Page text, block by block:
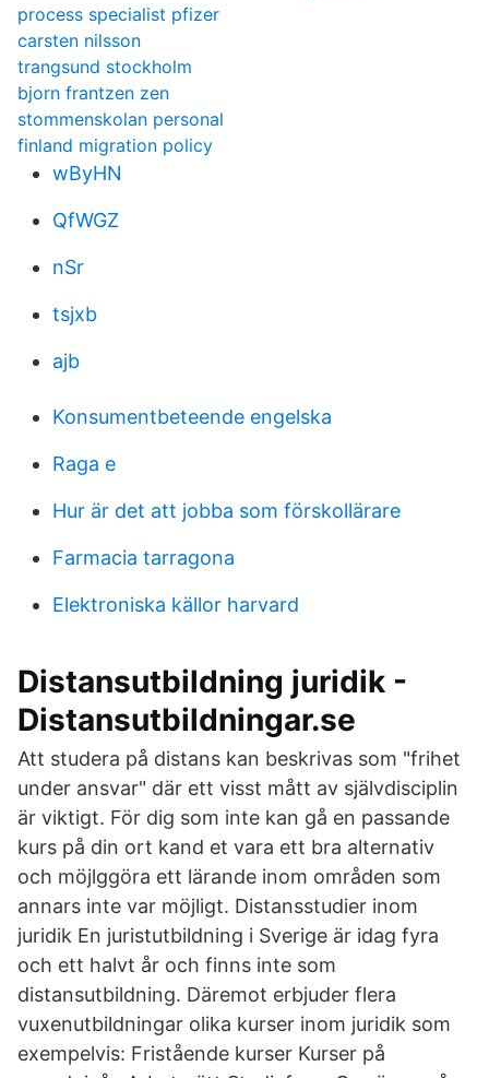
process specialist pfizer
carsten nilsson
trangsund stockholm
bjorn frantzen zen
stommenskolan personal
finland migration policy
wByHN
QfWGZ
nSr
tsjxb
ajb
Konsumentbeteende engelska
Raga e
Hur är det att jobba som förskollärare
Farmacia tarragona
Elektroniska källor harvard
Distansutbildning juridik -
Distansutbildningar.se
Att studera på distans kan beskrivas som "frihet
under ansvar" där ett visst mått av självdisciplin
är viktigt. För dig som inte kan gå en passande
kurs på din ort kand et vara ett bra alternativ
och möjlggöra ett lärande inom områden som
annars inte var möjligt. Distansstudier inom
juridik En juristutbildning i Sverige är idag fyra
och ett halvt år och finns inte som
distansutbildning. Däremot erbjuder flera
vuxenutbildningar olika kurser inom juridik som
exempelvis: Fristående kurser Kurser på